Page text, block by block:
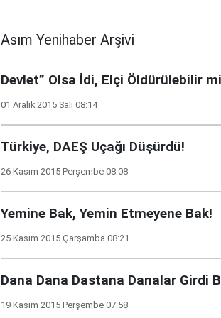
Asım Yenihaber Arşivi
Devlet” Olsa İdi, Elçi Öldürülebilir
01 Aralık 2015 Salı 08:14
Türkiye, DAEŞ Uçağı Düşürdü!
26 Kasım 2015 Perşembe 08:08
Yemine Bak, Yemin Etmeyene Bak!
25 Kasım 2015 Çarşamba 08:21
Dana Dana Dastana Danalar Girdi
19 Kasım 2015 Perşembe 07:58